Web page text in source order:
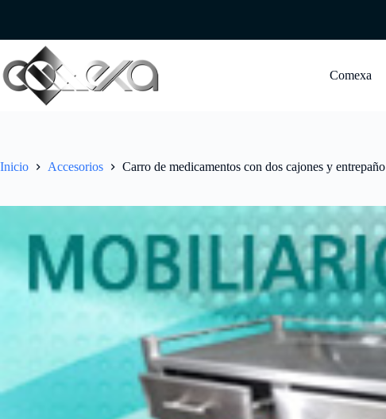
Comexa
Inicio Accesorios Carro de medicamentos con dos cajones y entrepaño